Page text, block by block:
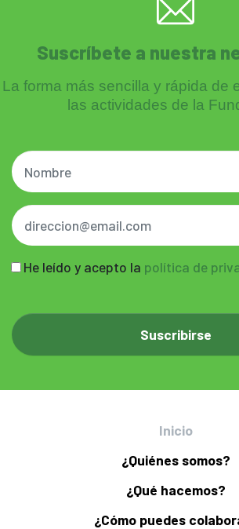
Suscríbete a nuestra
La forma más sencilla y rápida de
las actividades de la
He leído y acepto la política de
Inicio
¿Quiénes somos?
¿Qué hacemos?
¿Cómo puedes